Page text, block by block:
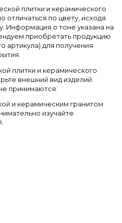
плитки и керамического
отличаться по цвету, исходя
Информация о тоне указана на
приобретать продукцию
артикула) для получения
плитки и керамического
внешний вид изделий.
принимаются.
и керамическим гранитом
изучайте